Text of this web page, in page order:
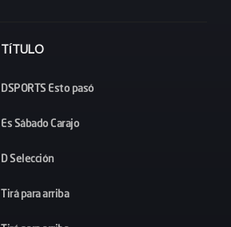
TÍTULO
DSPORTS Esto pasó
Es Sábado Carajo
D Selección
Tirá para arriba